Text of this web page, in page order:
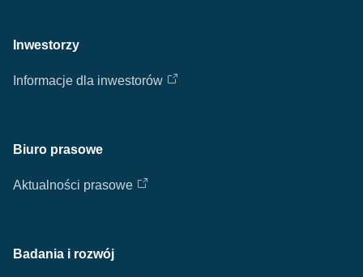
Inwestorzy
Informacje dla inwestorów
Biuro prasowe
Aktualności prasowe
Badania i rozwój